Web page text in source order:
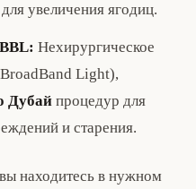
увеличения ягодиц.
Нехирургическое
Light),
Дубай процедур для
и старения.
находитесь в нужном